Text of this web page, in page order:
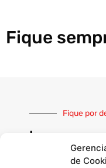
de
Fique
Fique por
Inscreva-se
notícias